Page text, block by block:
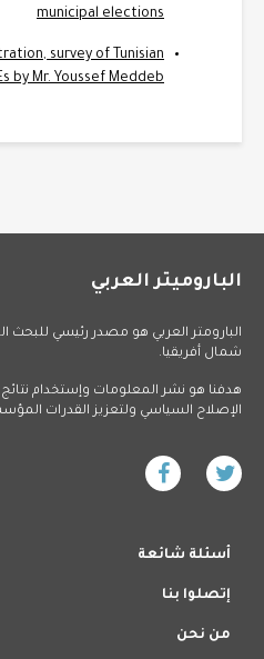
municipal elections
survey of Tunisian
by Mr. Youssef Meddeb
الباروميتر العربي
البارومتر العربي هو مصدر رئيسي
شمال أفريقيا.
هدفنا هو نشر المعلومات وإستخدام
الإصلاح السياسي ولتعزيز القدرات
أسئلة شائعة
إتصلوا بنا
من نحن